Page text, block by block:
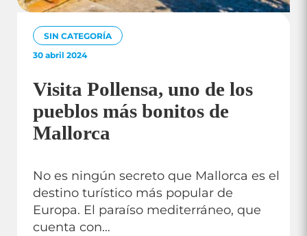
SIN CATEGORÍA
30 abril 2024
Visita Pollensa, uno de los
pueblos más bonitos de
Mallorca
No es ningún secreto que Mallorca es el
destino turístico más popular de
Europa. El paraíso mediterráneo, que
cuenta con…